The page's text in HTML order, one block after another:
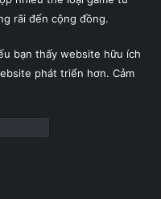
rãi đến cộng đồng.
bạn thấy website hữu ích
phát triển hơn. Cảm